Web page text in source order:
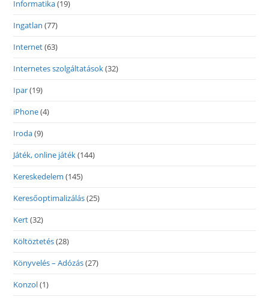
Informatika(19)
Ingatlan (77)
Internet(63)
Internetes szolgáltatások(32)
Ipar(19)
iPhone(4)
Iroda(9)
Játék, online játék(144)
Kereskedelem (145)
Keresőoptimalizálás(25)
Kert(32)
Költöztetés(28)
Könyvelés – Adózás(27)
Konzol(1)